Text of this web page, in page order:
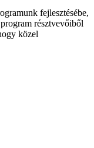
fejlesztésébe,
résztvevőiből
közel